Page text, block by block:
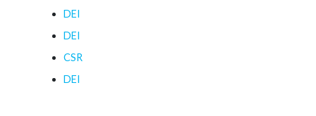
DEI
DEI
CSR
DEI